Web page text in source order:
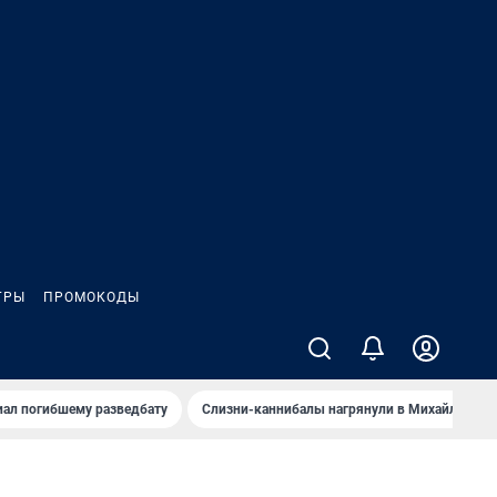
ПРОМОКОДЫ
погибшему разведбату Слизни-каннибалы нагрянули в Михайлов